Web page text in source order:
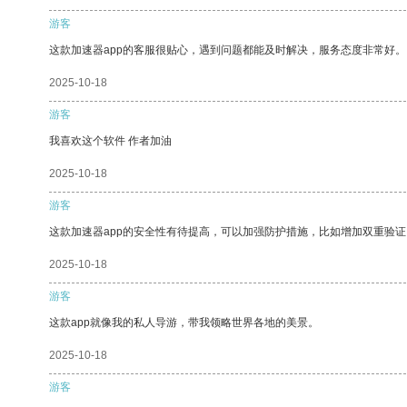
游客
这款加速器app的客服很贴心，遇到问题都能及时解决，服务态度非常好。
2025-10-18
游客
我喜欢这个软件 作者加油
2025-10-18
游客
这款加速器app的安全性有待提高，可以加强防护措施，比如增加双重验
2025-10-18
游客
这款app就像我的私人导游，带我领略世界各地的美景。
2025-10-18
游客